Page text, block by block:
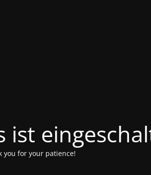
ist
you for your patience!